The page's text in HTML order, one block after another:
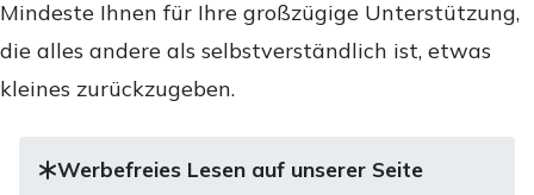
Mindeste Ihnen für Ihre großzügige Unterstützung,
die alles andere als selbstverständlich ist, etwas
kleines zurückzugeben.
Werbefreies Lesen auf unserer Seite